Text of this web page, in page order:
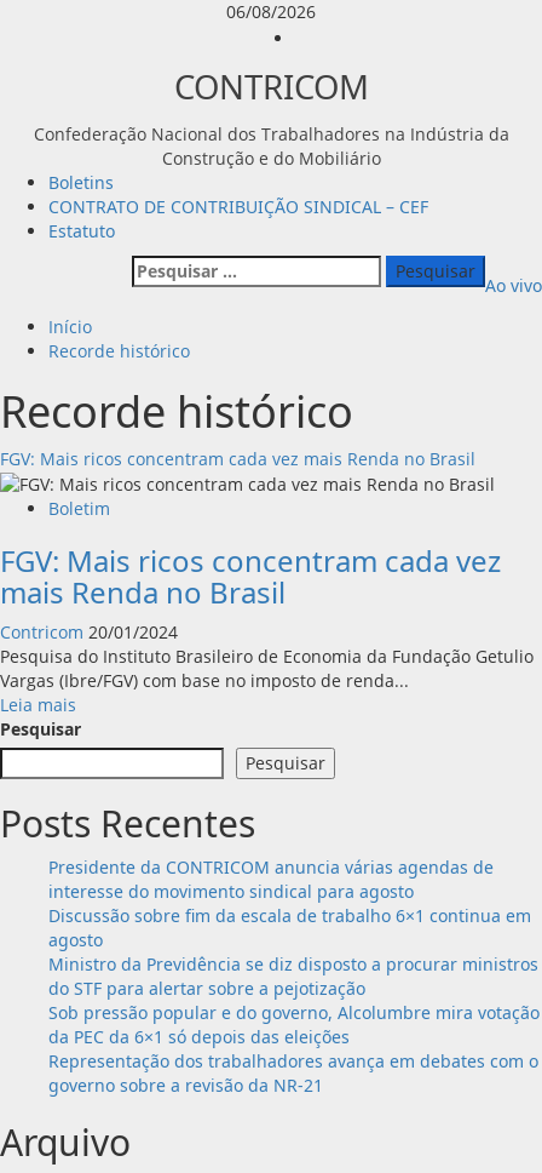
06/08/2026
CONTRICOM
Confederação Nacional dos Trabalhadores na Indústria da
Construção e do Mobiliário
Menu
principal
Boletins
CONTRATO DE CONTRIBUIÇÃO SINDICAL – CEF
Estatuto
Pesquisar
por:
Ao vivo
Início
Recorde histórico
Recorde histórico
FGV: Mais ricos concentram cada vez mais Renda no Brasil
Boletim
FGV: Mais ricos concentram cada vez
mais Renda no Brasil
Contricom 20/01/2024
Pesquisa do Instituto Brasileiro de Economia da Fundação Getulio
Vargas (Ibre/FGV) com base no imposto de renda...
Leia mais
mais
sobre
FGV:
ricos
cada
vez
mais
Renda
no
Brasil
Pesquisar
Pesquisar
Posts Recentes
Presidente da CONTRICOM anuncia várias agendas de
interesse do movimento sindical para agosto
Discussão sobre fim da escala de trabalho 6×1 continua em
agosto
Ministro da Previdência se diz disposto a procurar ministros
do STF para alertar sobre a pejotização
Sob pressão popular e do governo, Alcolumbre mira votação
da PEC da 6×1 só depois das eleições
Representação dos trabalhadores avança em debates com o
governo sobre a revisão da NR-21
Arquivo